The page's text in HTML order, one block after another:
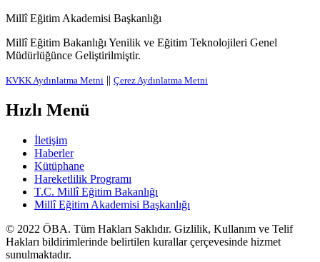
Millî Eğitim Akademisi Başkanlığı
Millî Eğitim Bakanlığı Yenilik ve Eğitim Teknolojileri Genel
Müdürlüğünce Geliştirilmiştir.
KVKK Aydınlatma Metni || Çerez Aydınlatma Metni
Hızlı Menü
İletişim
Haberler
Kütüphane
Hareketlilik Programı
T.C. Millî Eğitim Bakanlığı
Millî Eğitim Akademisi Başkanlığı
© 2022 ÖBA. Tüm Hakları Saklıdır. Gizlilik, Kullanım ve Telif
Hakları bildirimlerinde belirtilen kurallar çerçevesinde hizmet
sunulmaktadır.